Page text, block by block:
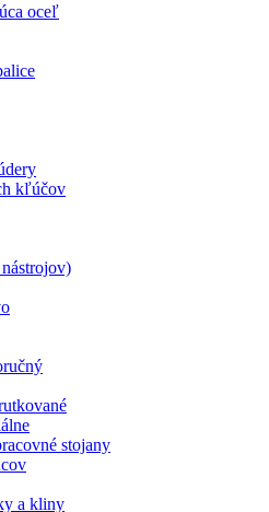
oceľ
kľúčov
stojany
a kliny